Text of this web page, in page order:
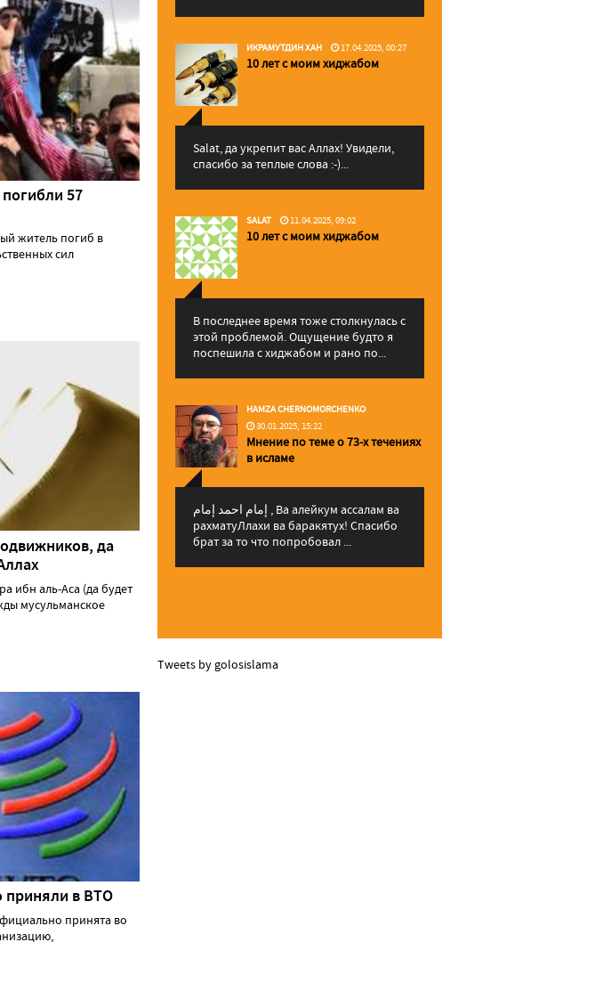
57
житель погиб в
сил
да
ибн аль-Аса (да будет
мусульманское
приняли в ВТО
принята во
ИКРАМУТДИН ХАН 17.04.2025, 00:27
10 лет с моим хиджабом
Salat, да укрепит вас Аллаx! Увидели,
спасибо за теплые слова :-)...
SALAT 11.04.2025, 09:02
10 лет с моим хиджабом
В последнее время тоже столкнулась с
этой проблемой. Ощущение будто я
поспешила с хиджабом и рано по...
HAMZA CHERNOMORCHENKO
30.01.2025, 15:22
Мнение по теме о 73-х течениях
в исламе
إمام احمد إمام , Ва алейкум ассалам ва
рахматуЛлахи ва баракятух! Спасибо
брат за то что попробовал ...
Tweets by golosislama